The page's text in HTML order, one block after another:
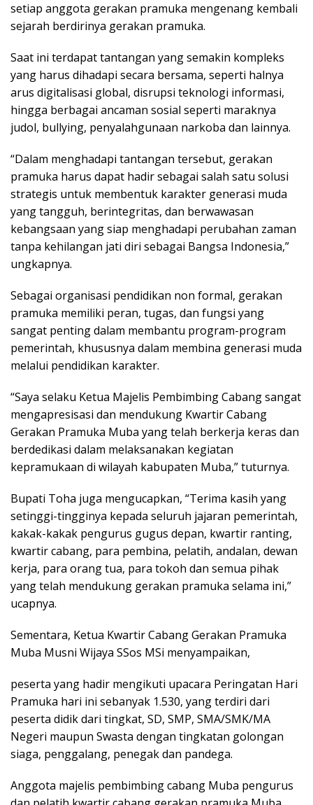
setiap anggota gerakan pramuka mengenang kembali
sejarah berdirinya gerakan pramuka.
Saat ini terdapat tantangan yang semakin kompleks
yang harus dihadapi secara bersama, seperti halnya
arus digitalisasi global, disrupsi teknologi informasi,
hingga berbagai ancaman sosial seperti maraknya
judol, bullying, penyalahgunaan narkoba dan lainnya.
“Dalam menghadapi tantangan tersebut, gerakan
pramuka harus dapat hadir sebagai salah satu solusi
strategis untuk membentuk karakter generasi muda
yang tangguh, berintegritas, dan berwawasan
kebangsaan yang siap menghadapi perubahan zaman
tanpa kehilangan jati diri sebagai Bangsa Indonesia,”
ungkapnya.
Sebagai organisasi pendidikan non formal, gerakan
pramuka memiliki peran, tugas, dan fungsi yang
sangat penting dalam membantu program-program
pemerintah, khususnya dalam membina generasi muda
melalui pendidikan karakter.
“Saya selaku Ketua Majelis Pembimbing Cabang sangat
mengapresisasi dan mendukung Kwartir Cabang
Gerakan Pramuka Muba yang telah berkerja keras dan
berdedikasi dalam melaksanakan kegiatan
kepramukaan di wilayah kabupaten Muba,” tuturnya.
Bupati Toha juga mengucapkan, “Terima kasih yang
setinggi-tingginya kepada seluruh jajaran pemerintah,
kakak-kakak pengurus gugus depan, kwartir ranting,
kwartir cabang, para pembina, pelatih, andalan, dewan
kerja, para orang tua, para tokoh dan semua pihak
yang telah mendukung gerakan pramuka selama ini,”
ucapnya.
Sementara, Ketua Kwartir Cabang Gerakan Pramuka
Muba Musni Wijaya SSos MSi menyampaikan,
peserta yang hadir mengikuti upacara Peringatan Hari
Pramuka hari ini sebanyak 1.530, yang terdiri dari
peserta didik dari tingkat, SD, SMP, SMA/SMK/MA
Negeri maupun Swasta dengan tingkatan golongan
siaga, penggalang, penegak dan pandega.
Anggota majelis pembimbing cabang Muba pengurus